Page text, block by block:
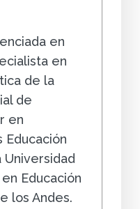
en
en
de la
de
en
Educación
Educación
los Andes.